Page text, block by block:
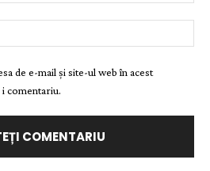
de e-mail și site-ul web în acest
comentariu.